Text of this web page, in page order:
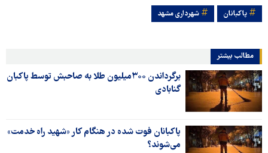
پاکبانان شهرداری مشهد
مطالب بیشتر
برگرداندن ۳۰۰میلیون طلا به صاحبش توسط پاکبان
گنابادی
پاکبانان فوت شده در هنگام کار «شهید راه خدمت»
می‌شوند؟